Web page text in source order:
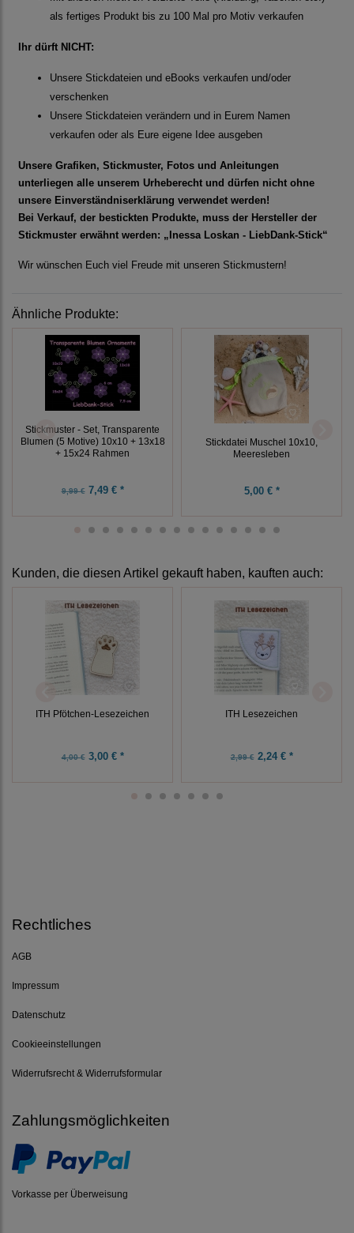
als fertiges Produkt bis zu 100 Mal pro Motiv verkaufen
Ihr dürft NICHT:
Unsere Stickdateien und eBooks verkaufen und/oder
verschenken
Unsere Stickdateien verändern und in Eurem Namen
verkaufen oder als Eure eigene Idee ausgeben
Unsere Grafiken, Stickmuster, Fotos und Anleitungen
unterliegen alle unserem Urheberecht und dürfen nicht ohne
unsere Einverständniserklärung verwendet werden!
Bei Verkauf, der bestickten Produkte, muss der Hersteller der
Stickmuster erwähnt werden: „Inessa Loskan - LiebDank-Stick“
Wir wünschen Euch viel Freude mit unseren Stickmustern!
Ähnliche Produkte:
Stickmuster - Set, Transparente
Blumen (5 Motive) 10x10 + 13x18
+ 15x24 Rahmen
9,99 €7,49 € *
Stickdatei Muschel 10x10,
Meeresleben
5,00 € *
Kunden, die diesen Artikel gekauft haben, kauften auch:
ITH Pfötchen-Lesezeichen
4,00 €3,00 € *
ITH Lesezeichen
2,99 €2,24 € *
Rechtliches
AGB
Impressum
Datenschutz
Cookieeinstellungen
Widerrufsrecht & Widerrufsformular
Zahlungsmöglichkeiten
Vorkasse per Überweisung